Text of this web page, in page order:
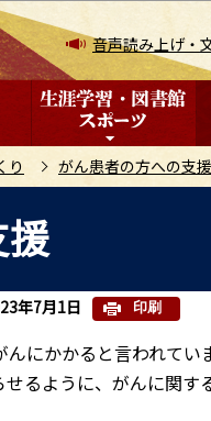
音声読み上げ・
り がん患者の方への支
年7月1日 印刷
にかかると言われてい
るように、がんに関す